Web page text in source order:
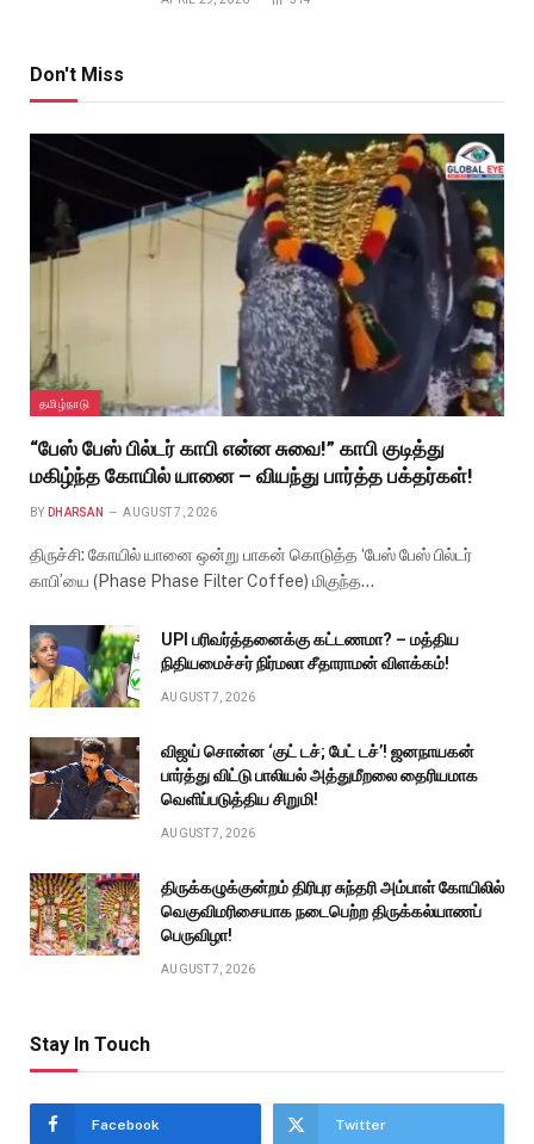
Don't Miss
தமிழ்நாடு
“பேஸ் பேஸ் பில்டர் காபி என்ன சுவை!” காபி குடித்து
மகிழ்ந்த கோயில் யானை – வியந்து பார்த்த பக்தர்கள்!
BY DHARSAN AUGUST 7, 2026
திருச்சி: கோயில் யானை ஒன்று பாகன் கொடுத்த ‘பேஸ் பேஸ் பில்டர்
காபி’யை (Phase Phase Filter Coffee) மிகுந்த…
UPI பரிவர்த்தனைக்கு கட்டணமா? – மத்திய
நிதியமைச்சர் நிர்மலா சீதாராமன் விளக்கம்!
AUGUST 7, 2026
விஜய் சொன்ன ‘குட் டச்; பேட் டச்’! ஜனநாயகன்
பார்த்து விட்டு பாலியல் அத்துமீறலை தைரியமாக
வெளிப்படுத்திய சிறுமி!
AUGUST 7, 2026
திருக்கழுக்குன்றம் திரிபுர சுந்தரி அம்பாள் கோயிலில்
வெகுவிமரிசையாக நடைபெற்ற திருக்கல்யாணப்
பெருவிழா!
AUGUST 7, 2026
Stay In Touch
Facebook Twitter